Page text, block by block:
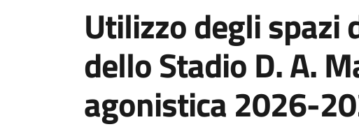
Utilizzo degli spazi
dello Stadio D. A.
agonistica 2026-